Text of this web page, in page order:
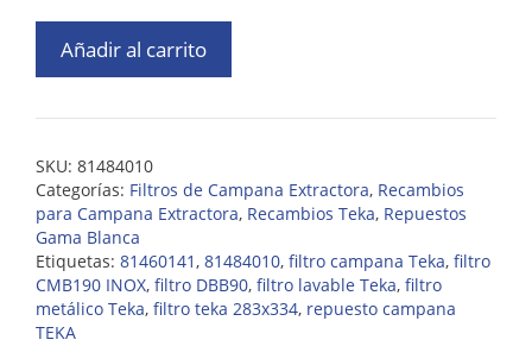
Añadir al carrito
SKU: 81484010
Categorías: Filtros de Campana Extractora, Recambios
para Campana Extractora, Recambios Teka, Repuestos
Gama Blanca
Etiquetas: 81460141, 81484010, filtro campana Teka, filtro
CMB190 INOX, filtro DBB90, filtro lavable Teka, filtro
metálico Teka, filtro teka 283x334, repuesto campana
TEKA